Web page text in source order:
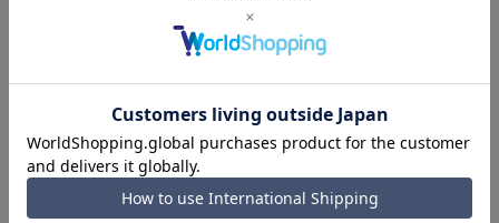
・他の素材に比べて、パーツが密着する箇所にパーツやステッチ
・ナチュラルカラーは、皮革を製造する際の水に含まれる鉄分と
鞣し剤が反応し、皮革表面の所々に黒ずみが現れることがござい
ます。また無染色のため、ご使用において非常に汚れやすくシミ
ができやすいです。汚れやシミに関してはエイジングの一部とし